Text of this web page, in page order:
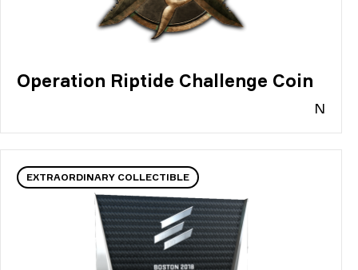
Operation Riptide Challenge Coin
N
EXTRAORDINARY COLLECTIBLE